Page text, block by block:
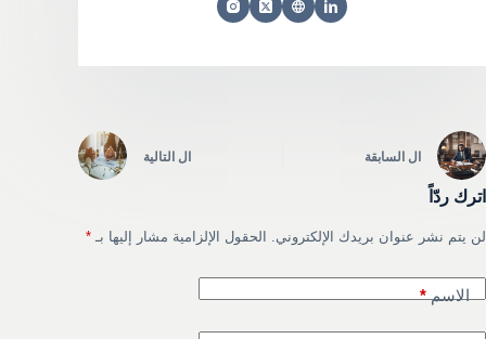
ال السابقة ال التالية
اترك ردّاً
لن يتم نشر عنوان بريدك الإلكتروني. الحقول الإلزامية مشار إليها بـ *
الاسم*